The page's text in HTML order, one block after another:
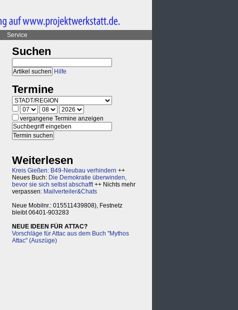
Service
Suchen
Hilfe
Termine
vergangene Termine anzeigen
Weiterlesen
Kreis Gießen: B49-Neubau verhindern ++
Neues Buch: Die Demokratie überwinden,
bevor sie sich selbst abschafft++ Nichts mehr
verpassen: Mailverteiler&Chats
Neue Mobilnr.: 015511439808), Festnetz
bleibt 06401-903283
NEUE IDEEN FÜR ATTAC?
Vorschläge für Attac aus dem Buch "Mythos
Attac" (Auszüge)